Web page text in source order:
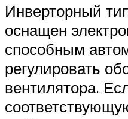
Инверторный
оснащен
способным
регулировать
вентилятора.